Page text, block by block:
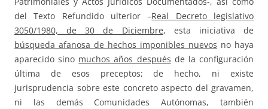
del Texto Refundido ulterior –Real Decreto legislativo
3050/1980, de 30 de Diciembre, esta iniciativa de
búsqueda afanosa de hechos imponibles nuevos no haya
aparecido sino muchos años después de la configuración
última de esos preceptos; de hecho, ni existe
jurisprudencia sobre este concreto aspecto del gravamen,
ni las demás Comunidades Autónomas, también